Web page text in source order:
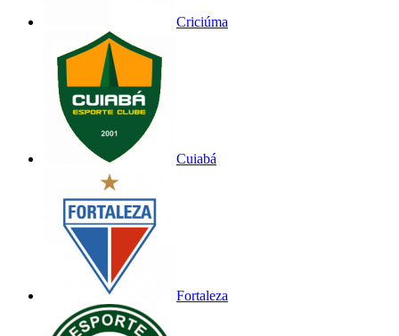
Criciúma
Cuiabá
Fortaleza